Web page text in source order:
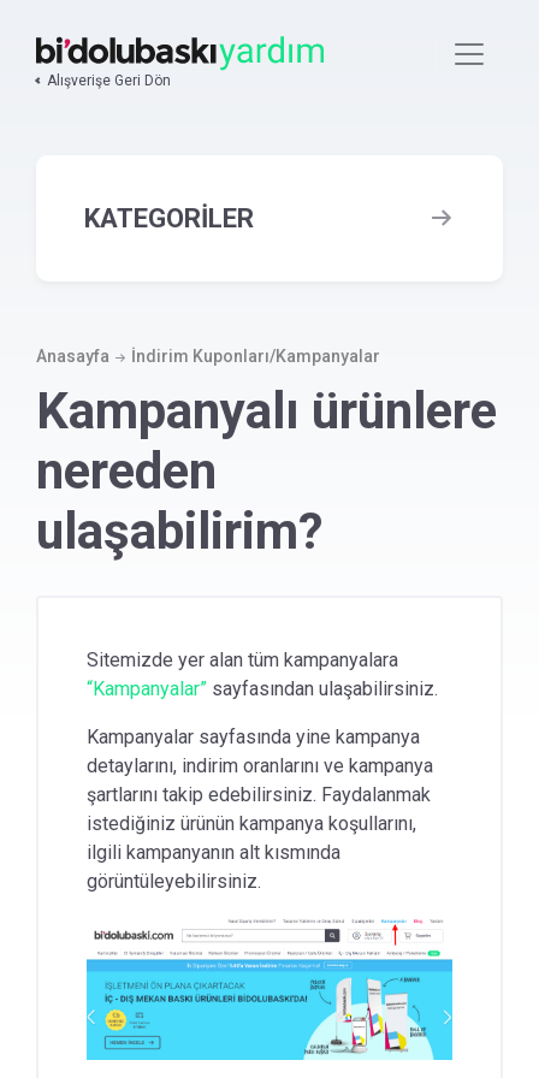
içeriğe
atla
Alışverişe Geri Dön
Anasayfa İndirim Kuponları/Kampanyalar
Kampanyalı ürünlere
nereden
ulaşabilirim?
Sitemizde yer alan tüm kampanyalara
“Kampanyalar” sayfasından ulaşabilirsiniz.
Kampanyalar sayfasında yine kampanya
detaylarını, indirim oranlarını ve kampanya
şartlarını takip edebilirsiniz. Faydalanmak
istediğiniz ürünün kampanya koşullarını,
ilgili kampanyanın alt kısmında
görüntüleyebilirsiniz.
KATEGORİLER
Baskı / tasarım gerektirmeyen
Kampanyalı ürünlere nereden
ulaşabilirim?
Numune kutusu ürünleri nelerdir?
Baskı yönü seçeneklerine nereden
ulaşabilirim?
Takvimler
Selefon Nedir?
Kağıt Gramajları
Oval kesim baskı nasıl görünür?
Kağıt Türleri
Yüzey kaplama (laminasyon/lak)
işlemleri nasıl gerçekleşir?